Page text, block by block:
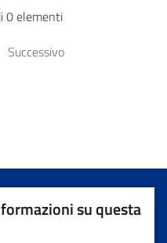
0 elementi
Successivo
su questa